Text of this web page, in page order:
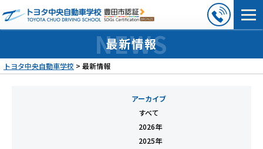
最新情報
トヨタ中央自動車学校 > 最新情報
アーカイブ
すべて
2026年
2025年